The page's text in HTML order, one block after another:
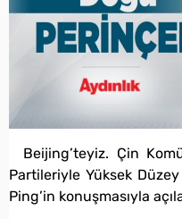
Beijing’teyiz. Çin
Partileriyle Yüksek Düzey
Ping’in konuşmasıyla